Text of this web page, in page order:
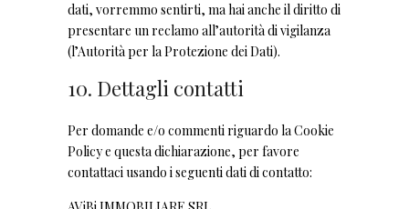
dati, vorremmo sentirti, ma hai anche il diritto di
presentare un reclamo all’autorità di vigilanza
(l’Autorità per la Protezione dei Dati).
10. Dettagli contatti
Per domande e/o commenti riguardo la Cookie
Policy e questa dichiarazione, per favore
contattaci usando i seguenti dati di contatto: